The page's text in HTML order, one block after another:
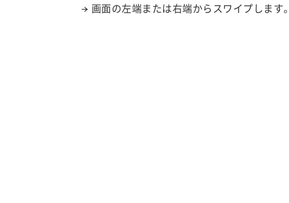
→ 画面の左端または右端からスワイプします。